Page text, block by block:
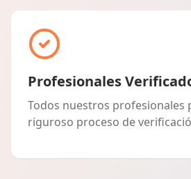
Profesionales
Todos nuestros profesionales
riguroso proceso de